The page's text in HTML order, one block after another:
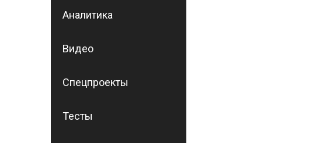
Аналитика
Видео
Спецпроекты
Тесты